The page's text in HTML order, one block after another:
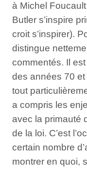
à Michel
Butler s’inspire
croit s’inspirer).
distingue
commentés. Il
des années 70 et
tout
a compris les
avec la primauté
de la loi. C’est
certain nombre
montrer en quoi,